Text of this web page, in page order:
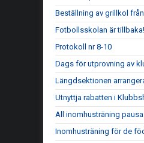
Beställning av grillkol
Fotbollsskolan är tillbaka!
Protokoll nr 8-10
Dags för utprovning av
Längdsektionen
Utnyttja rabatten i
All inomhusträning
Inomhusträning för de